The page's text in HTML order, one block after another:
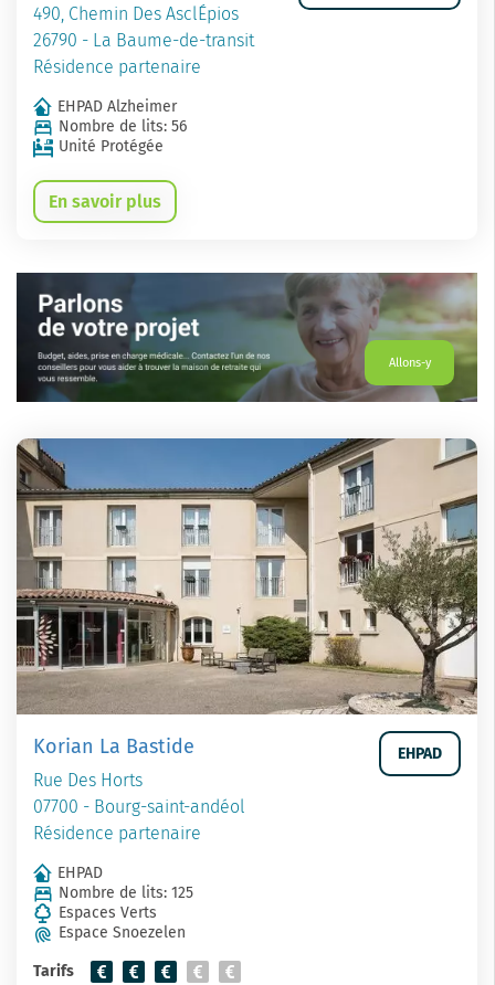
490, Chemin Des AsclÉpios
26790 - La Baume-de-transit
Résidence partenaire
EHPAD Alzheimer
Nombre de lits: 56
Unité Protégée
En savoir plus
Allons-y
Korian La Bastide
Rue Des Horts
07700 - Bourg-saint-andéol
Résidence partenaire
EHPAD
EHPAD
Nombre de lits: 125
Espaces Verts
Espace Snoezelen
Tarifs